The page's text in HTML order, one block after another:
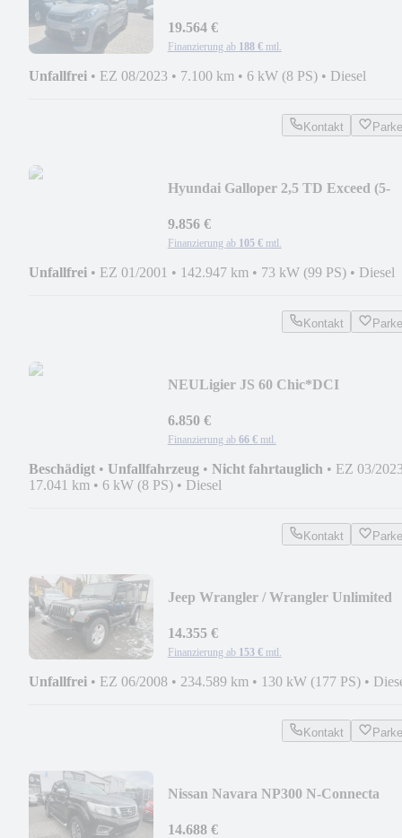
19.564 €
Finanzierung ab 188 € mtl.
Unfallfrei • EZ 08/2023 • 7.100 km • 6 kW (8 PS) • Diesel
Kontakt
Hyundai Galloper 2,5 TD Exceed (5-
9.856 €
Finanzierung ab 105 € mtl.
Unfallfrei • EZ 01/2001 • 142.947 km • 73 kW (99 PS) • Diesel
Kontakt
NEULigier JS 60 Chic*DCI
6.850 €
Finanzierung ab 66 € mtl.
Beschädigt • Unfallfahrzeug • Nicht fahrtauglich • EZ 03/
17.041 km • 6 kW (8 PS) • Diesel
Kontakt
Jeep Wrangler / Wrangler Unlimited
14.355 €
Finanzierung ab 153 € mtl.
Unfallfrei • EZ 06/2008 • 234.589 km • 130 kW (177 PS) •
Kontakt
Nissan Navara NP300 N-Connecta
14.688 €